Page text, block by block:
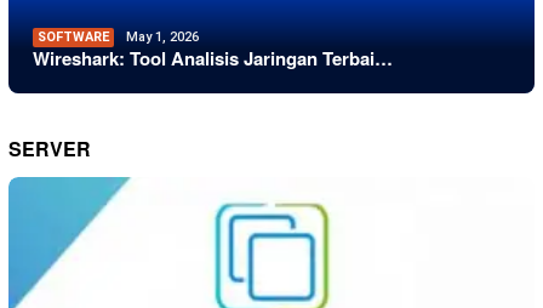
SOFTWARE May 1, 2026
Wireshark: Tool Analisis Jaringan Terbai…
SERVER